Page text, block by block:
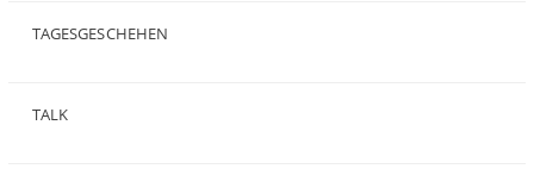
TAGESGESCHEHEN
TALK